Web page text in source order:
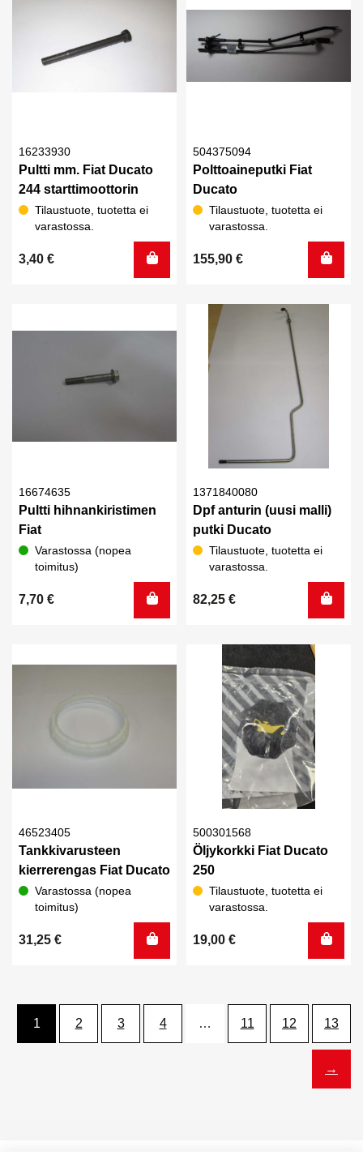
16233930
Pultti mm. Fiat Ducato
244 starttimoottorin
Tilaustuote, tuotetta ei
varastossa.
3,40 €
504375094
Polttoaineputki Fiat
Ducato
Tilaustuote, tuotetta ei
varastossa.
155,90 €
16674635
Pultti hihnankiristimen
Fiat
Varastossa (nopea
toimitus)
7,70 €
1371840080
Dpf anturin (uusi malli)
putki Ducato
Tilaustuote, tuotetta ei
varastossa.
82,25 €
46523405
Tankkivarusteen
kierrerengas Fiat Ducato
Varastossa (nopea
toimitus)
31,25 €
500301568
Öljykorkki Fiat Ducato
250
Tilaustuote, tuotetta ei
varastossa.
19,00 €
1 2 3 4 … 11 12 13
→